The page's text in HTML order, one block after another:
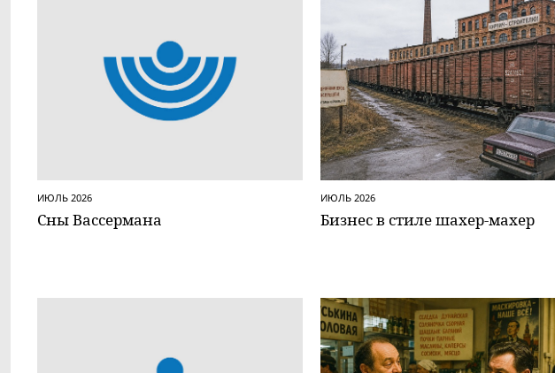
ИЮЛЬ 2026
Сны Вассермана
ИЮЛЬ 2026
Бизнес в стиле шахер-махер